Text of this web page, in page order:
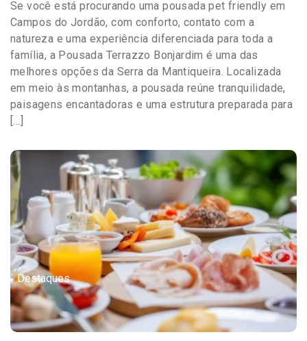
Se você está procurando uma pousada pet friendly em
Campos do Jordão, com conforto, contato com a
natureza e uma experiência diferenciada para toda a
família, a Pousada Terrazzo Bonjardim é uma das
melhores opções da Serra da Mantiqueira. Localizada
em meio às montanhas, a pousada reúne tranquilidade,
paisagens encantadoras e uma estrutura preparada para
[…]
Destaques